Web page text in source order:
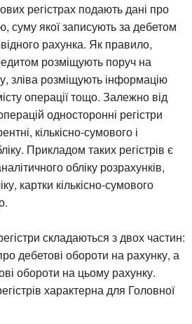
регістрах подають дані про
суму якої записують за дебетом
рахунка. Як правило,
розміщують поруч на
зліва розміщують інформацію
операції тощо. Залежно від
односторонні регістри
кількісно-сумового і
Прикладом таких регістрів є
обліку розрахунків,
картки кількісно-сумового
складаються з двох частин:
дебетові обороти на рахунку, а
обороти на цьому рахунку.
характерна для Головної